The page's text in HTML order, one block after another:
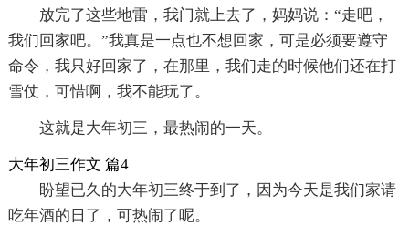
放完了这些地雷，我门就上去了，妈妈说：“走吧，
我们回家吧。”我真是一点也不想回家，可是必须要遵守
命令，我只好回家了，在那里，我们走的时候他们还在打
雪仗，可惜啊，我不能玩了。
这就是大年初三，最热闹的一天。
大年初三作文 篇4
盼望已久的大年初三终于到了，因为今天是我们家请
吃年酒的日了，可热闹了呢。